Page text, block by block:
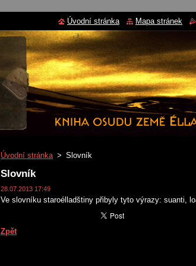
Úvodní stránka > Slovník
Slovník
28.07.2013 17:49
Ve slovníku staroélladštiny přibyly tyto výrazy: suanti,
Zpět
Úvodní stránka Mapa stránek